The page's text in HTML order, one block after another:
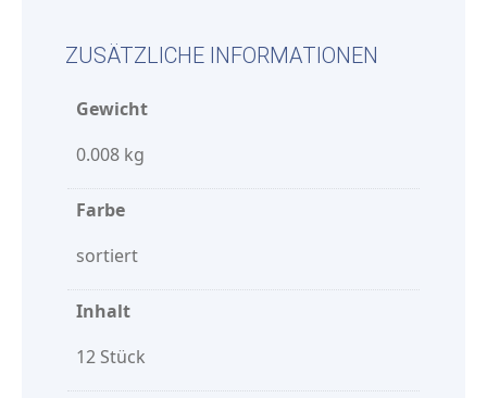
ZUSÄTZLICHE INFORMATIONEN
Gewicht
0.008 kg
Farbe
sortiert
Inhalt
12 Stück